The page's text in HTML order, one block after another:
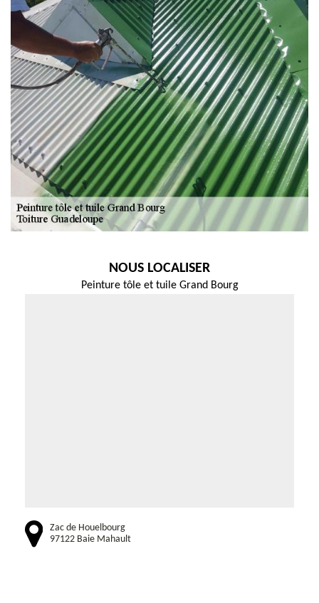
NOUS LOCALISER
Peinture tôle et tuile Grand Bourg
Zac de Houelbourg
97122 Baie Mahault